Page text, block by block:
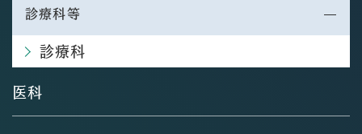
診療科等
診療科
医科